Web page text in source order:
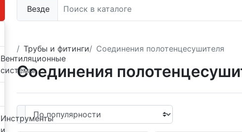
Везде
Вентиляционные
системы
Инструменты
и
Трубы и фитинги Соединения полотенцесушителя
Соединения